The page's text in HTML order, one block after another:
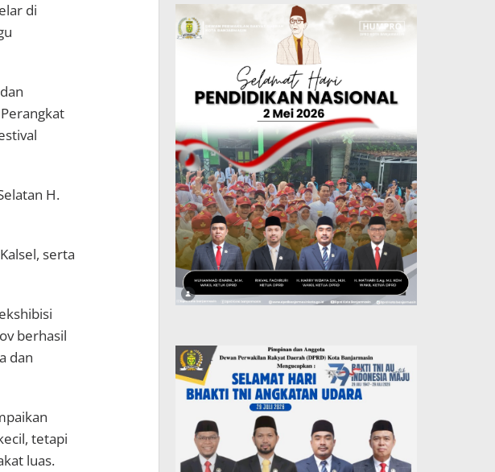
di
H.
serta
berhasil
dan
tetapi
luas.